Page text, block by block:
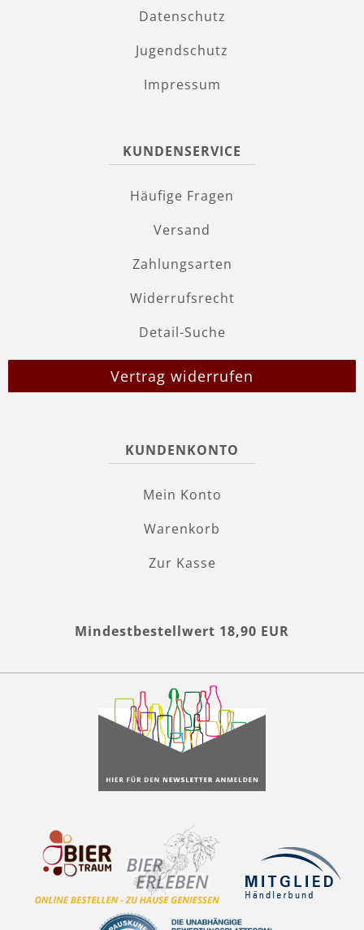
Datenschutz
Jugendschutz
Impressum
KUNDENSERVICE
Häufige Fragen
Versand
Zahlungsarten
Widerrufsrecht
Detail-Suche
Vertrag widerrufen
KUNDENKONTO
Mein Konto
Warenkorb
Zur Kasse
Mindestbestellwert 18,90 EUR